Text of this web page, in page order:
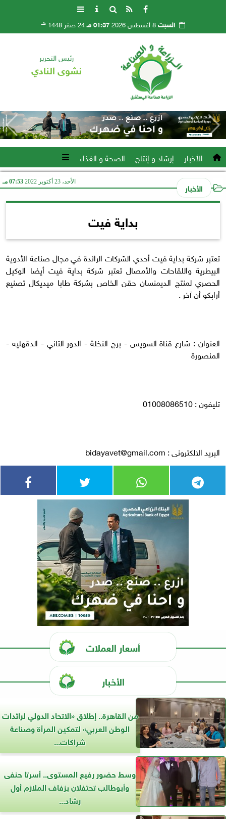
السبت8 أغسطس 2026 01:37 مـ 24 صفر 1448 هـ
رئيس التحرير
نشوى النادي
الأخبار إرشاد و إنتاج الصحة و الغذاء
الأخبار الأحد، 23 أكتوبر 2022 07:53 مـ
بداية فيت
تعتبر شركة بداية فيت أحدي الشركات الرائدة في مجال صناعة الأدوية
البيطرية واللقاحات والأمصال تعتبر شركة بداية فيت أيضا الوكيل
الحصري لمنتج الديمنسان حقن الخاص بشركة طابا ميديكال تصنيع
أرابكو أن آخر .
العنوان : شارع قناة السويس - برج النخلة - الدور التاني - الدقهليه -
المنصورة
تليفون : 01008086510
البريد الالكترونى : bidayavet@gmail.com
أسعار العملات
الأخبار
من القاهرة.. إطلاق «الاتحاد الدولي لرائدات
الوطن العربي» لتمكين المرأة وصناعة
شراكات...
وسط حضور رفيع المستوى.. أسرتا حنفى
وأبوطالب تحتفلان بزفاف الملازم أول
رشاد...